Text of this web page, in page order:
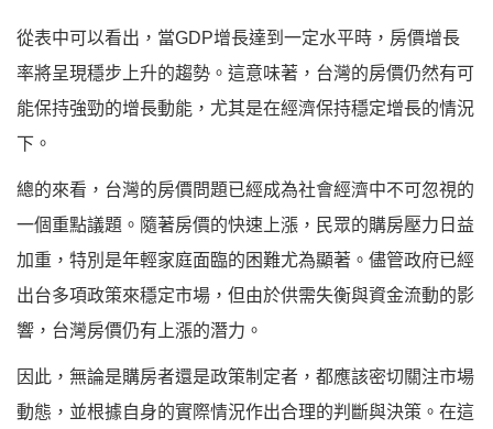
從表中可以看出，當GDP增長達到一定水平時，房價增長
率將呈現穩步上升的趨勢。這意味著，台灣的房價仍然有可
能保持強勁的增長動能，尤其是在經濟保持穩定增長的情況
下。
總的來看，台灣的房價問題已經成為社會經濟中不可忽視的
一個重點議題。隨著房價的快速上漲，民眾的購房壓力日益
加重，特別是年輕家庭面臨的困難尤為顯著。儘管政府已經
出台多項政策來穩定市場，但由於供需失衡與資金流動的影
響，台灣房價仍有上漲的潛力。
因此，無論是購房者還是政策制定者，都應該密切關注市場
動態，並根據自身的實際情況作出合理的判斷與決策。在這